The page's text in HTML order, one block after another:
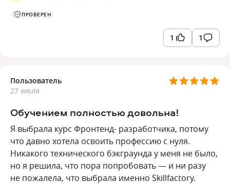
ПРОВЕРЕН
1 1
Пользователь
27 июля
Обучением полностью довольна!
Я выбрала курс Фронтенд- разработчика, потому
что давно хотела освоить профессию с нуля.
Никакого технического бэкграунда у меня не было,
но я решила, что пора попробовать — и ни разу
не пожалела, что выбрала именно Skillfactory.